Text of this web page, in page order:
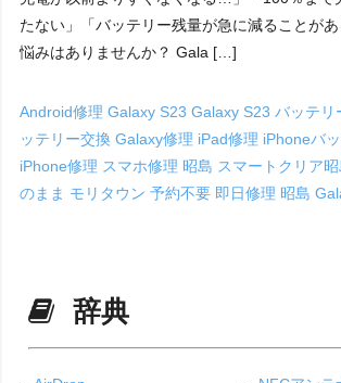
たない」「バッテリー残量が急に減ることが
悩みはありませんか？ Gala […]
Android修理Galaxy S23Galaxy S23 バッテ
ッテリー交換Galaxy修理 iPad修理 iPhoneバ
iPhone修理 スマホ修理 昭島 スマートクリア
のまま モリタウン予約不要 即日修理 昭島
辞典